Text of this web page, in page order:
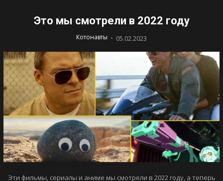
Это мы смотрели в 2022 году
Котонавты - 05.02.2023
Эти фильмы, сериалы и аниме мы смотрели в 2022 году, а теперь